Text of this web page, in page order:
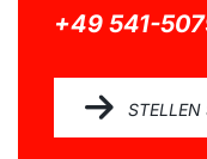
+49 541-
STELLEN